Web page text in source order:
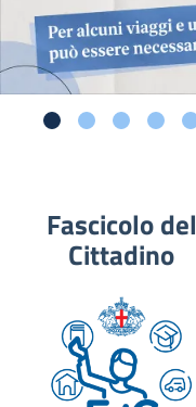
Fascicolo del
Cittadino